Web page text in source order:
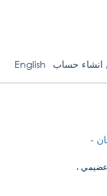
انشاء حساب English
-
عضيمي ،